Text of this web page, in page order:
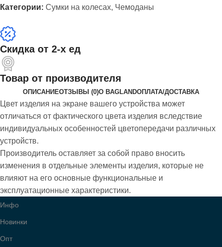
Категории: Сумки на колесах, Чемоданы
Скидка от 2-х ед
Товар от производителя
ОПИСАНИЕОТЗЫВЫ (0)О BAGLANDОПЛАТА/ДОСТАВКА
Цвет изделия на экране вашего устройства может
отличаться от фактического цвета изделия вследствие
индивидуальных особенностей цветопередачи различных
устройств.
Производитель оставляет за собой право вносить
изменения в отдельные элементы изделия, которые не
влияют на его основные функциональные и
эксплуатационные характеристики.
Инфо
Новинки
Опт